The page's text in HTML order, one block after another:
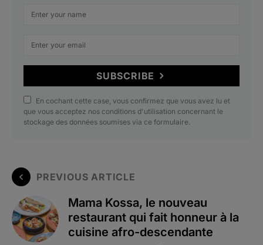
SUBSCRIBE
En cochant cette case, vous confirmez que vous avez lu et
que vous acceptez nos conditions d'utilisation concernant le
stockage des données soumises via ce formulaire.
PREVIOUS ARTICLE
Mama Kossa, le nouveau
restaurant qui fait honneur à la
cuisine afro-descendante